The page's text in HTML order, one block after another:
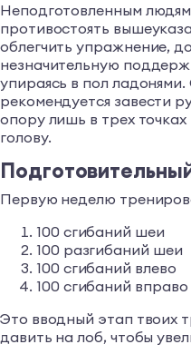
Неподготовленным
противостоять
облегчить упражнение,
незначительную
упираясь в пол
рекомендуется завести
опору лишь в трех
голову.
Первую неделю
100 сгибаний шеи
100 разгибаний шеи
100 сгибаний влево
100 сгибаний вправо
Это вводный этап твоих
давить на лоб, чтобы